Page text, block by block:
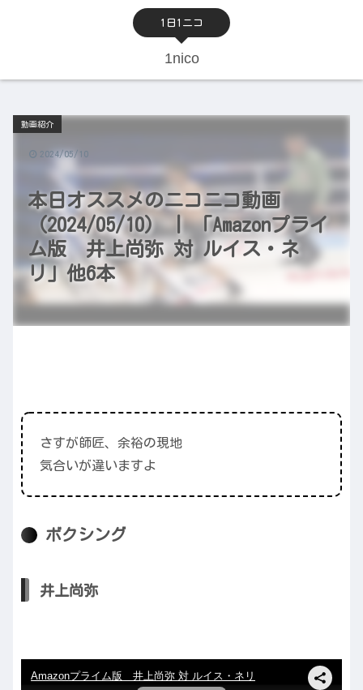
1日1ニコ
1nico
本日オススメのニコニコ動画
（2024/05/10） | 「Amazonプライ
ム版 井上尚弥 対 ルイス・ネ
リ」他6本
動画紹介
2024/05/10
さすが師匠、余裕の現地
気合いが違いますよ
ボクシング
井上尚弥